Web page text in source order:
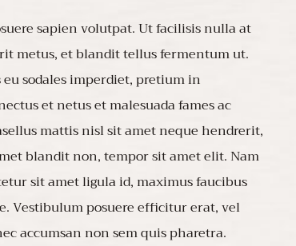
sapien volutpat. Ut facilisis nulla at
metus, et blandit tellus fermentum ut.
sodales imperdiet, pretium in
et netus et malesuada fames ac
mattis nisl sit amet neque hendrerit,
blandit non, tempor sit amet elit. Nam
sit amet ligula id, maximus faucibus
Vestibulum posuere efficitur erat, vel
accumsan non sem quis pharetra.